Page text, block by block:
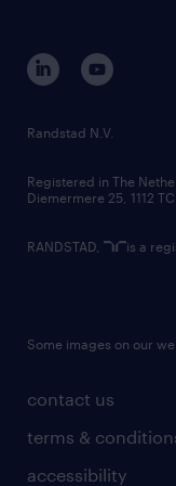
corporate
randstad
country websites
contact us
terms &
accessibility
Randstad N.V.
Registered in The
Diemermere 25, 1112
RANDSTAD, is a
Some images on our